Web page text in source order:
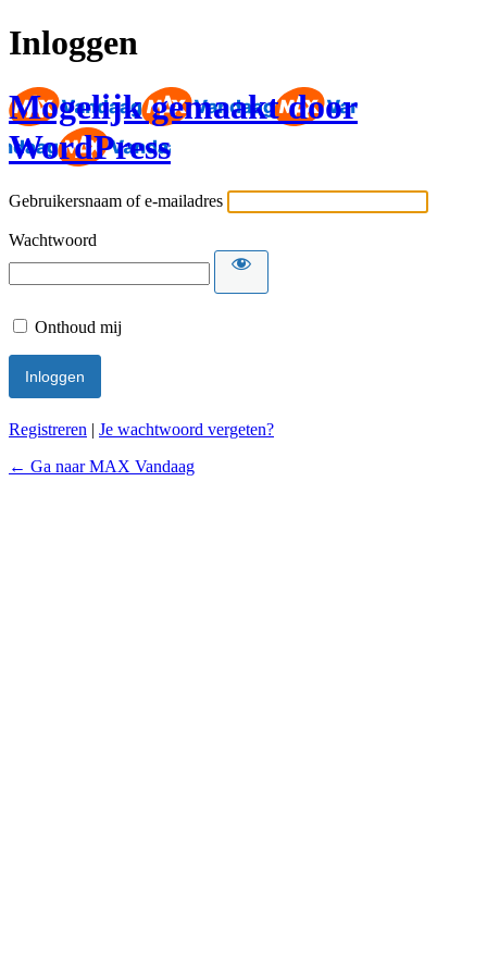
Inloggen
Mogelijk gemaakt door
WordPress
Gebruikersnaam of e-mailadres
Wachtwoord
Onthoud mij
Registreren | Je wachtwoord vergeten?
← Ga naar MAX Vandaag